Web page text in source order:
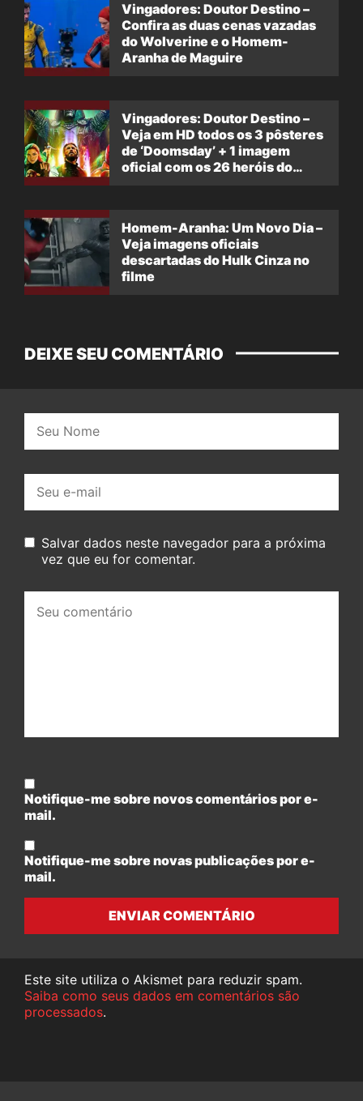
Vingadores: Doutor Destino –
Confira as duas cenas vazadas
do Wolverine e o Homem-
Aranha de Maguire
Vingadores: Doutor Destino –
Veja em HD todos os 3 pôsteres
de ‘Doomsday’ + 1 imagem
oficial com os 26 heróis do
Homem-Aranha: Um Novo Dia –
Veja imagens oficiais
descartadas do Hulk Cinza no
filme
DEIXE SEU COMENTÁRIO
mail:
Salvar dados neste navegador para a próxima
vez que eu for comentar.
comentário:
Notifique-me sobre novos comentários por e-
mail.
Notifique-me sobre novas publicações por e-
mail.
ENVIAR COMENTÁRIO
Este site utiliza o Akismet para reduzir spam.
Saiba como seus dados em comentários são
processados.